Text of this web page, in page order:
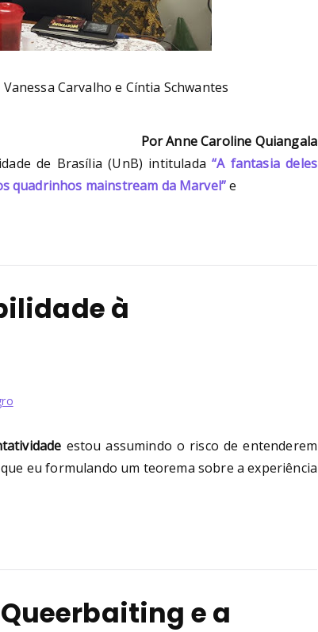
Carvalho e Cíntia Schwantes
Por Anne Caroline Quiangala
de Brasília (UnB) intitulada“A fantasia deles
quadrinhos mainstream da Marvel”e
à
estou assumindo o risco de entenderem
eu formulando um teorema sobre a experiência
e a